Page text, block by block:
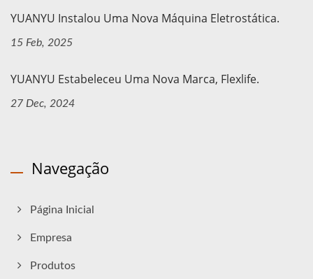
YUANYU Instalou Uma Nova Máquina Eletrostática.
15 Feb, 2025
YUANYU Estabeleceu Uma Nova Marca, Flexlife.
27 Dec, 2024
Navegação
Página Inicial
Empresa
Produtos